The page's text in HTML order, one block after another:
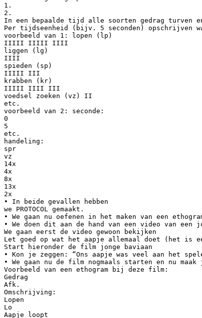
1.
2.
In een bepaalde tijd alle soorten gedrag turven
Per tijdseenheid (bijv. 5 seconden) opschrijven
voorbeeld van 1: lopen (lp)
IIIII IIIII IIII
liggen (lg)
IIII
spieden (sp)
IIIII III
krabben (kr)
IIIII IIII III
voedsel zoeken (vz) II
etc.
voorbeeld van 2: seconde:
0
5
etc.
handeling:
spr
vz
14x
4x
8x
13x
2x
• In beide gevallen hebben
we PROTOCOL gemaakt.
• We gaan nu oefenen in het maken van een
• We doen dit aan de hand van een video van een
We gaan eerst de video gewoon bekijken
Let goed op wat het aapje allemaal doet (het is
Start hieronder de film jonge baviaan
• Kon je zeggen: “Ons aapje was veel aan het
• We gaan nu de film nogmaals starten en nu maak
Voorbeeld van een ethogram bij deze film:
Gedrag
Afk.
Omschrijving:
Lopen
Lo
Aapje loopt